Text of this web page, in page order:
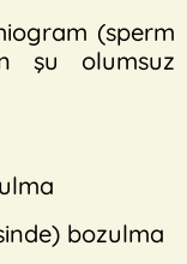
(sperm
şu olumsuz
bozulma